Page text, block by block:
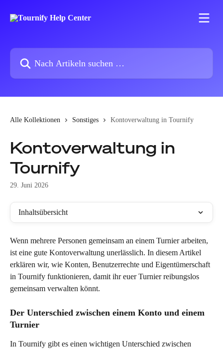
Nach Artikeln suchen …
Alle Kollektionen Sonstiges Kontoverwaltung in Tournify
Kontoverwaltung in
Tournify
29. Juni 2026
Inhaltsübersicht
Wenn mehrere Personen gemeinsam an einem Turnier arbeiten,
ist eine gute Kontoverwaltung unerlässlich. In diesem Artikel
erklären wir, wie Konten, Benutzerrechte und Eigentümerschaft
in Tournify funktionieren, damit ihr euer Turnier reibungslos
gemeinsam verwalten könnt.
Der Unterschied zwischen einem Konto und einem
Turnier
In Tournify gibt es einen wichtigen Unterschied zwischen